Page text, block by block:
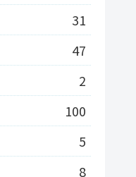
31
47
2
100
5
8